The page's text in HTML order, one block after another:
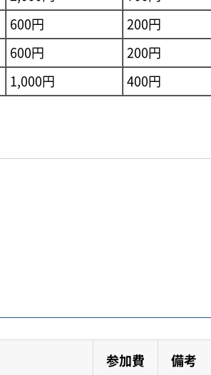
600円
200円
600円
200円
1,000円 400円
参加費 備考